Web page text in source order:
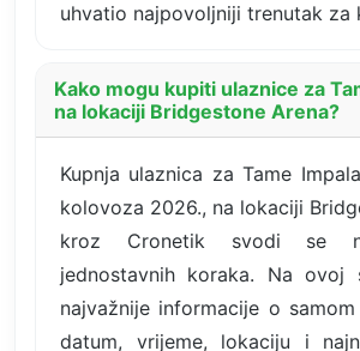
uhvatio najpovoljniji trenutak za
Kako mogu kupiti ulaznice za
na lokaciji Bridgestone Arena?
Kupnja ulaznica za Tame
kolovoza 2026., na lokaciji
kroz Cronetik svodi se
jednostavnih koraka. Na ovoj
najvažnije informacije o
datum, vrijeme, lokaciju i